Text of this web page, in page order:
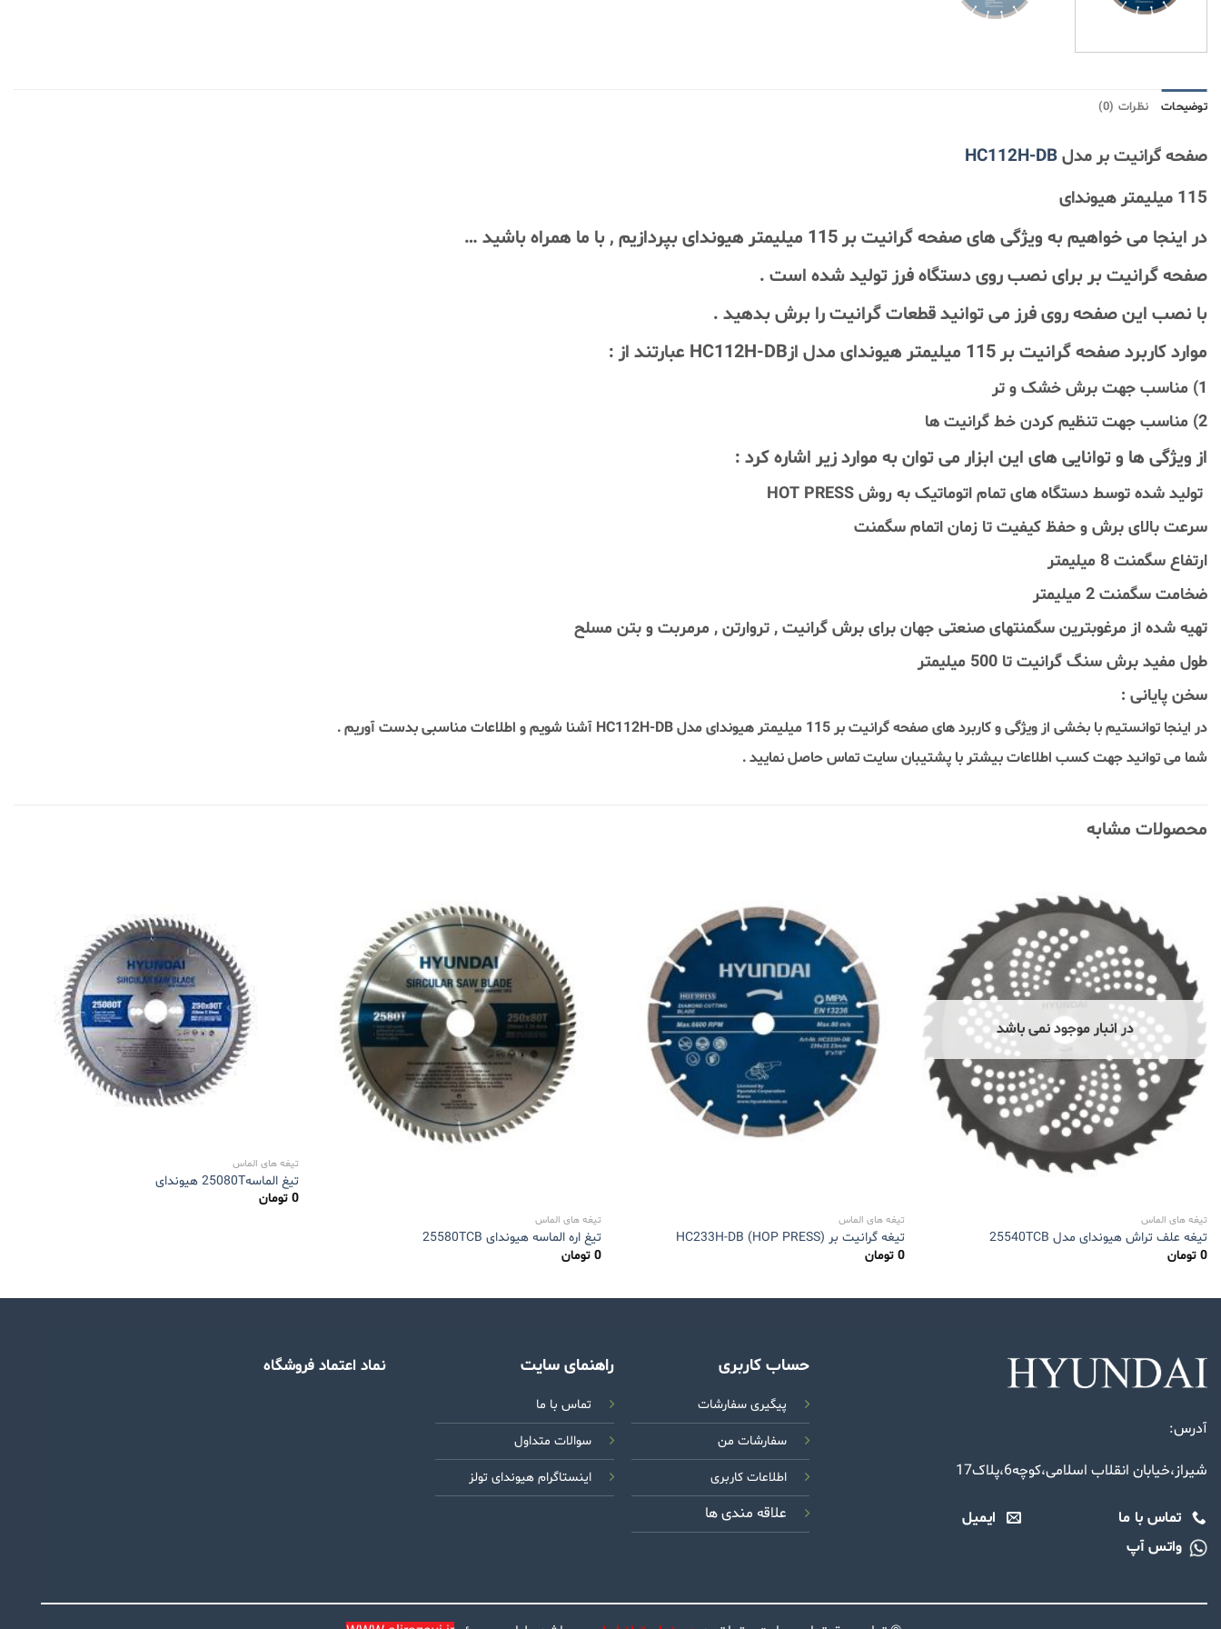
توضیحات نظرات (0)
صفحه گرانیت بر مدلHC112H-DB
115 میلیمتر هیوندای
در اینجا می خواهیم به ویژگی های صفحه گرانیت بر 115 میلیمتر هیوندای بپردازیم , با ما همراه باشید …
صفحه گرانیت بر برای نصب روی دستگاه فرز تولید شده است .
با نصب این صفحه روی فرز می توانید قطعات گرانیت را برش بدهید .
موارد کاربرد صفحه گرانیت بر 115 میلیمتر هیوندای مدل ازHC112H-DB عبارتند از :
1) مناسب جهت برش خشک و تر
2) مناسب جهت تنظیم کردن خط گرانیت ها
از ویژگی ها و توانایی های این ابزار می توان به موارد زیر اشاره کرد :
تولید شده توسط دستگاه های تمام اتوماتیک به روش HOT PRESS
سرعت بالای برش و حفظ کیفیت تا زمان اتمام سگمنت
ارتفاع سگمنت 8 میلیمتر
ضخامت سگمنت 2 میلیمتر
تهیه شده از مرغوبترین سگمنتهای صنعتی جهان برای برش گرانیت , تروارتن , مرمربت و بتن مسلح
طول مفید برش سنگ گرانیت تا 500 میلیمتر
سخن پایانی :
در اینجا توانستیم با بخشی از ویژگی و کاربرد های صفحه گرانیت بر 115 میلیمتر هیوندای مدل HC112H-DB آشنا شویم و اطلاعات مناسبی بدست آوریم .
شما می توانید جهت کسب اطلاعات بیشتر با پشتیبان سایت تماس حاصل نمایید .
محصولات مشابه
در انبار موجود نمی باشد
تیغه های الماس
تیغه علف تراش هیوندای مدل 25540TCB
0 تومان
تیغه های الماس
تیغه گرانیت بر HC233H-DB (HOP PRESS)
0 تومان
تیغه های الماس
تیغ اره الماسه هیوندای 25580TCB
0 تومان
تیغه های الماس
تیغ الماسه25080T هیوندای
0 تومان
آدرس:
شیراز،خیابان انقلاب اسلامی،کوچه6،پلاک17
تماس با ما ایمیل
واتس آپ
حساب کاربری
پیگیری سفارشات
سفارشات من
اطلاعات کاربری
علاقه مندی ها
راهنمای سایت
تماس با ما
سوالات متداول
اینستاگرام هیوندای تولز
نماد اعتماد فروشگاه